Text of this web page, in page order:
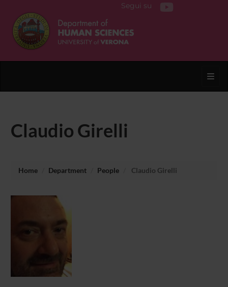
Segui su
Claudio Girelli
Home Department People Claudio Girelli